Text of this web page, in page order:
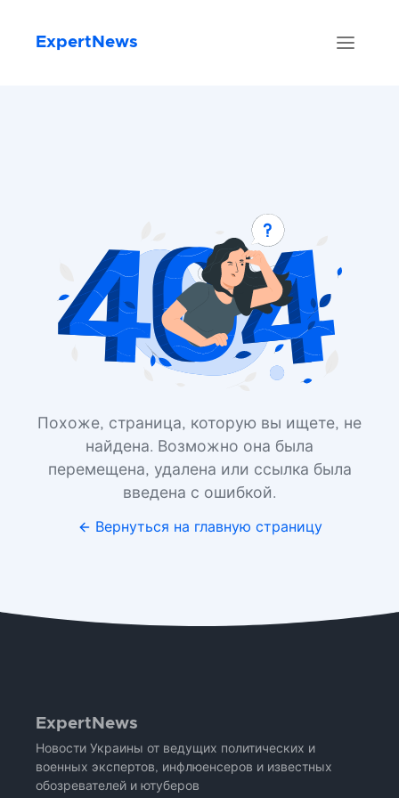
ExpertNews
Похоже, страница, которую вы ищете, не
найдена. Возможно она была
перемещена, удалена или ссылка была
введена с ошибкой.
Вернуться на главную страницу
ExpertNews
Новости Украины от ведущих политических и
военных экспертов, инфлюенсеров и известных
обозревателей и ютуберов